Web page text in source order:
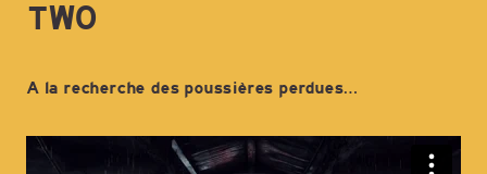
TWO
A la recherche des poussières perdues…